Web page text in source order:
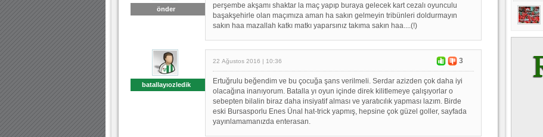
önder
perşembe akşamı shaktar la maç yapıp buraya gelecek kart cezalı oyunculu
başakşehirle olan maçımıza aman ha sakın gelmeyin tribünleri doldurmayın
sakın haa mazallah katkı matkı yaparsınız takıma sakın haa....(!)
batallayıozledik
22 Ağustos 2016 | 10:36 3
Ertuğrulu beğendim ve bu çocuğa şans verilmeli. Serdar azizden çok daha iyi
olacağına inanıyorum. Batalla yı oyun içinde direk kilitlemeye çalışıyorlar o
sebepten bilalin biraz daha insiyatif alması ve yaratıcılık yapması lazım. Birde
eski Bursasporlu Enes Ünal hat-trick yapmış, hepsine çok güzel goller, sayfada
yayınlamamanızda enterasan.